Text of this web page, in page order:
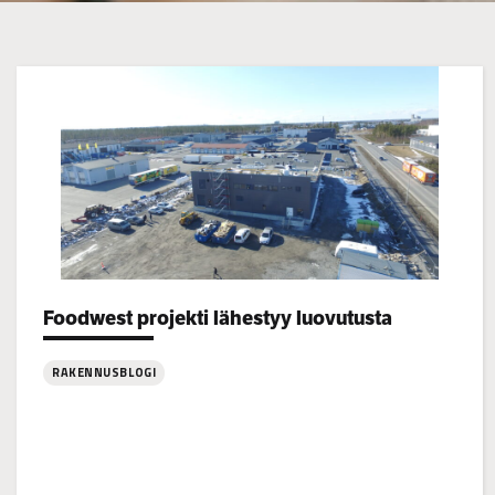
Foodwest projekti lähestyy luovutusta
Categories:
RAKENNUSBLOGI